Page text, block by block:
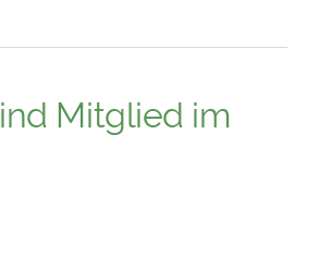
Mitglied im